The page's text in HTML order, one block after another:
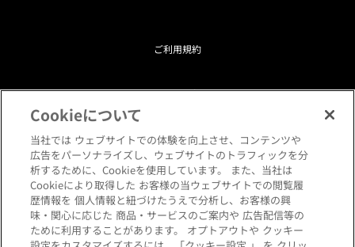
ご利用規約
プライバシーポリシー
クッキーポリシー
閲覧環境について
サイトマップ
Cookieについて
当社では ウェブサイトでの体験を向上させ、コンテンツや
広告をパーソナライズし、ウェブサイトのトラフィックを分
析するために、Cookieを使用しています。 また、当社は
Cookieにより取得した お客様の当ウェブサイトでの閲覧履
歴情報を 個人情報と紐づけたうえで分析し、お客様の興
味・関心に応じた 商品・サービスのご案内や 広告配信等の
ために利用することがあります。 オプトアウトや クッキー